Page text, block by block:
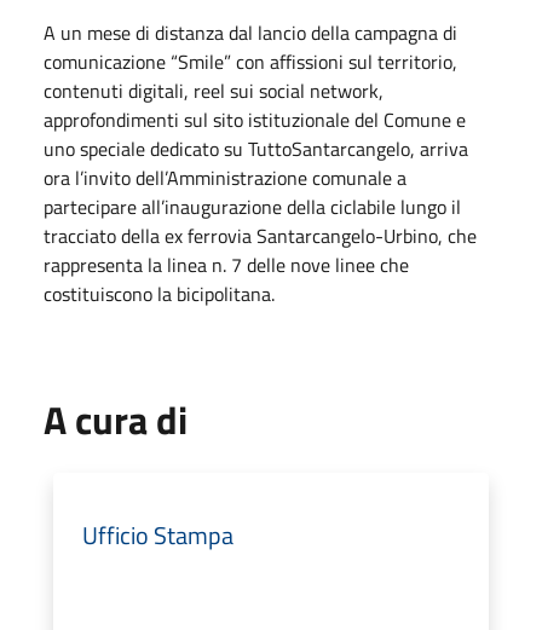
A un mese di distanza dal lancio della campagna di
comunicazione “Smile” con affissioni sul territorio,
contenuti digitali, reel sui social network,
approfondimenti sul sito istituzionale del Comune e
uno speciale dedicato su TuttoSantarcangelo, arriva
ora l’invito dell’Amministrazione comunale a
partecipare all’inaugurazione della ciclabile lungo il
tracciato della ex ferrovia Santarcangelo-Urbino, che
rappresenta la linea n. 7 delle nove linee che
costituiscono la bicipolitana.
A cura di
Ufficio Stampa